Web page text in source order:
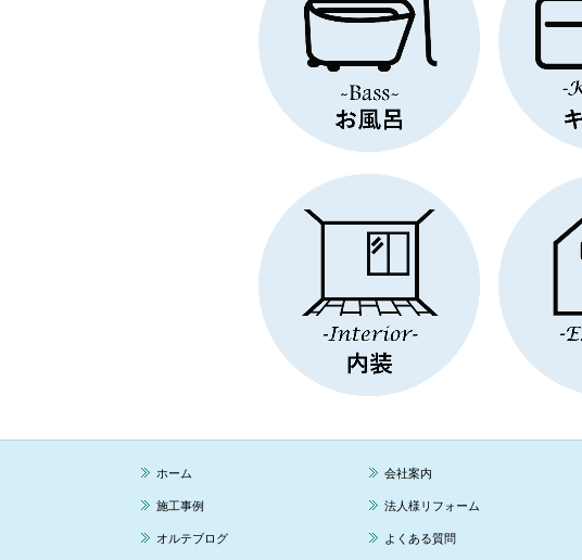
ホーム 会社案内
施工事例 法人様リフォーム
オルテブログ よくある質問